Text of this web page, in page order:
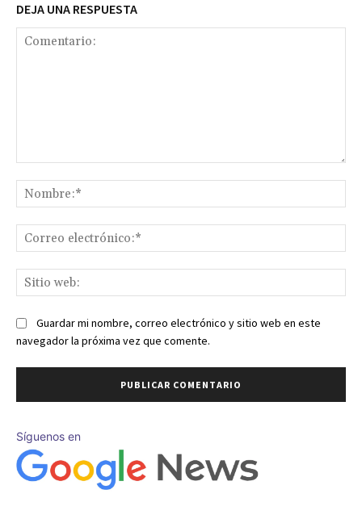
DEJA UNA RESPUESTA
Guardar mi nombre, correo electrónico y sitio web en este
navegador la próxima vez que comente.
Síguenos en